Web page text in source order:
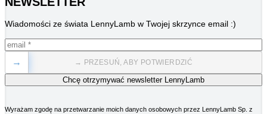
Wiadomości ze świata LennyLamb w Twojej skrzynce email :)
→ PRZESUŃ, ABY POTWIERDZIĆ
→
Wyrażam zgodę na przetwarzanie moich danych osobowych przez LennyLamb Sp. z